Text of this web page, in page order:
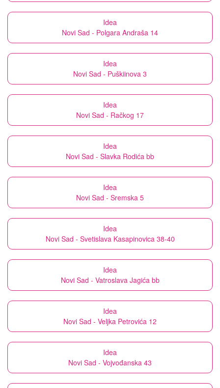
Idea
Novi Sad - Polgara Andraša 14
Idea
Novi Sad - Puškiinova 3
Idea
Novi Sad - Račkog 17
Idea
Novi Sad - Slavka Rodića bb
Idea
Novi Sad - Sremska 5
Idea
Novi Sad - Svetislava Kasapinovica 38-40
Idea
Novi Sad - Vatroslava Jagića bb
Idea
Novi Sad - Veljka Petrovića 12
Idea
Novi Sad - Vojvođanska 43